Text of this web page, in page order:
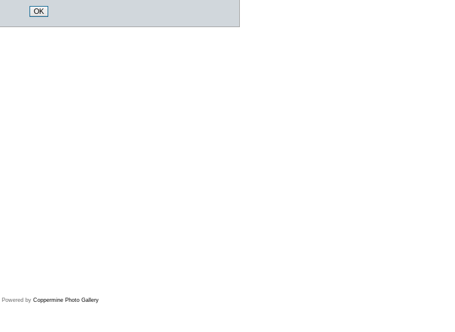
OK
Powered by Coppermine Photo Gallery